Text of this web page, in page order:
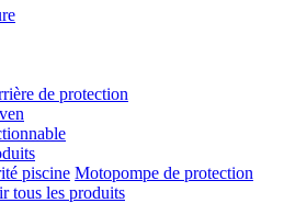
de protection
piscine Motopompe de protection
tous les produits